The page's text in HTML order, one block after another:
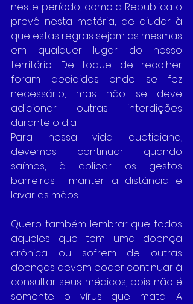
neste período, como a Republica o
prevê nesta matéria, de ajudar à
que estas regras sejam as mesmas
em qualquer lugar do nosso
território. De toque de recolher
foram decididos onde se fez
necessário, mas não se deve
adicionar outras interdições
durante o dia.
Para nossa vida quotidiana,
devemos continuar quando
saímos, à aplicar os gestos
barreiras : manter a distância e
lavar as mãos.
Quero também lembrar que todos
aqueles que tem uma doença
crônica ou sofrem de outras
doenças devem poder continuar à
consultar seus médicos, pois não é
somente o vírus que mata. A